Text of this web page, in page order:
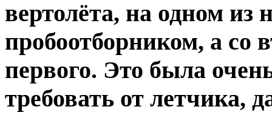
вертолёта, на одном из
пробоотборником, а со
первого. Это была
требовать от летчика,